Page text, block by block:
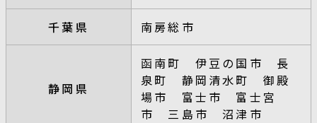
千葉県 南房総市
静岡県
函南町 伊豆の国市 長
泉町 静岡清水町 御殿
場市 富士市 富士宮
市 三島市 沼津市